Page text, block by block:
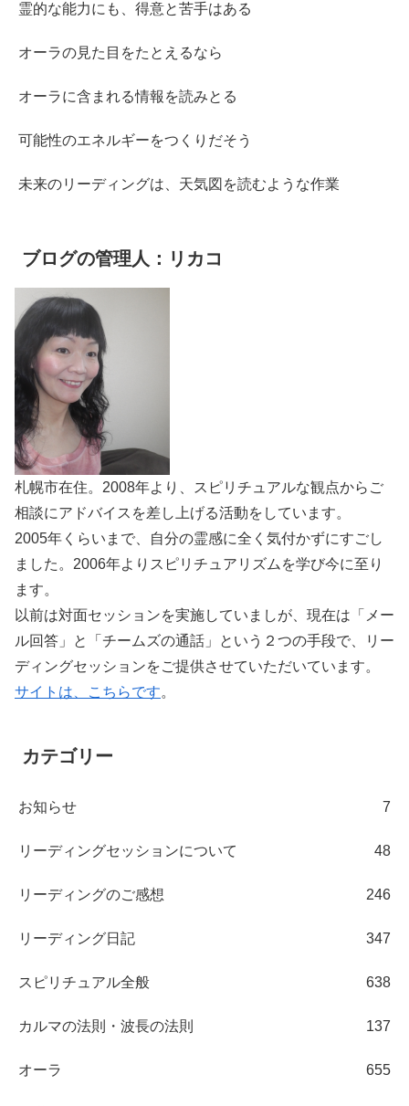
霊的な能力にも、得意と苦手はある
オーラの見た目をたとえるなら
オーラに含まれる情報を読みとる
可能性のエネルギーをつくりだそう
未来のリーディングは、天気図を読むような作業
ブログの管理人：リカコ
札幌市在住。2008年より、スピリチュアルな観点からご
相談にアドバイスを差し上げる活動をしています。
2005年くらいまで、自分の霊感に全く気付かずにすごし
ました。2006年よりスピリチュアリズムを学び今に至り
ます。
以前は対面セッションを実施していましが、現在は「メー
ル回答」と「チームズの通話」という２つの手段で、リー
ディングセッションをご提供させていただいています。
サイトは、こちらです。
カテゴリー
お知らせ 7
リーディングセッションについて 48
リーディングのご感想 246
リーディング日記 347
スピリチュアル全般 638
カルマの法則・波長の法則 137
オーラ 655